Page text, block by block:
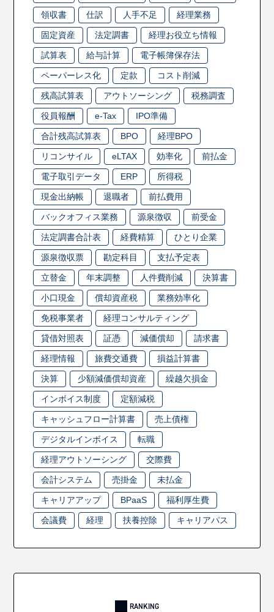
領収書 仕訳 人手不足 経理業務
固定資産 法定調書 経理お役立ち情報
試算表 給与計算 電子帳簿保存法
ペーパーレス化 定款 コスト削減
残高試算表 アウトソーシング 税務調査
役員報酬 e-Tax IPO準備
合計残高試算表 BPO 経理BPO
リコンサイル eLTAX 効率化 前払金
電子取引データ ERP 所得税
現金出納帳 退職者 前払費用
バックオフィス業務 源泉徴収 前受金
法定調書合計表 経費精算 ひとり企業
源泉徴収票 勘定科目 支払予定表
立替金 年末調整 人件費削減 決算書
小口現金 償却資産税 業務効率化
免税事業者 経理コンサルティング
貸借対照表 証憑 減価償却 請求書
経理情報 旅費交通費 損益計算書
決算 少額減価償却資産 繰越欠損金
インボイス制度 定額減税
キャッシュフロー計算書 売上債権
デジタルインボイス 転職
経理アウトソーシング 交際費
会計システム 売掛金 未払金
キャリアアップ BPaaS 福利厚生費
会議費 経理 扶養控除 キャリアパス
RANKING